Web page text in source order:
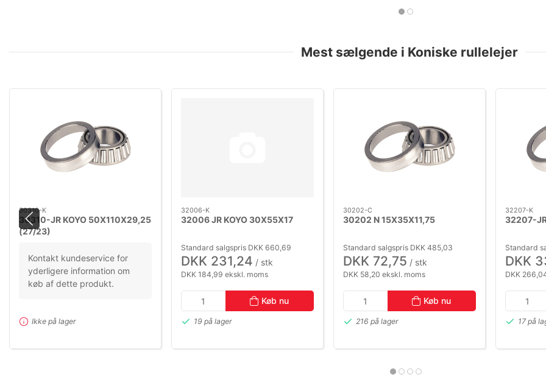
Mest sælgende i Koniske rullelejer
30310-K
30310-JR KOYO 50X110X29,25
(27/23)
Kontakt kundeservice for
yderligere information om
køb af dette produkt.
Ikke på lager
32006-K
32006 JR KOYO 30X55X17
Standard salgspris DKK 660,69
DKK 231,24 / stk
DKK 184,99 ekskl. moms
Køb nu
19 på lager
30202-C
30202 N 15X35X11,75
Standard salgspris DKK 485,03
DKK 72,75 / stk
DKK 58,20 ekskl. moms
Køb nu
216 på lager
32207-K
32207-
Standard
DKK
DKK
17 på